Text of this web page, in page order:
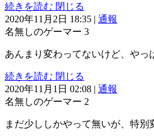
続きを読む 閉じる
2020年11月2日 18:35 | 通報
名無しのゲーマー 3
あんまり変わってないけど、やっ
続きを読む 閉じる
2020年11月1日 02:08 | 通報
名無しのゲーマー 2
まだ少ししかやって無いが、特別